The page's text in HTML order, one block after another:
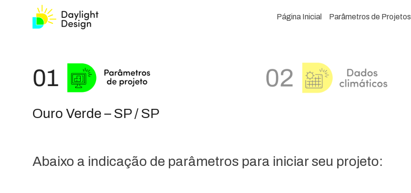
Página Inicial Parâmetros de Projetos
Ouro Verde – SP / SP
Abaixo a indicação de parâmetros para iniciar seu projeto: